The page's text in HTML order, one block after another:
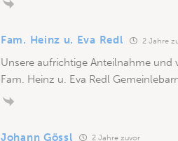
Fam. Heinz u. Eva Redl 2 Jahre
Unsere aufrichtige Anteilnahme und
Fam. Heinz u. Eva Redl
Johann Gössl 2 Jahre zuvor